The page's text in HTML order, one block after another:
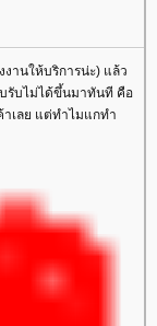
งานให้บริการน่ะ) แล้ว
รับไม่ได้ขึ้นมาทันที คือ
เลย แต่ทำไมแกทำ